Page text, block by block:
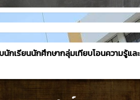
กเรียนนักศึกษากลุ่มเทียบโอนความรู้และ